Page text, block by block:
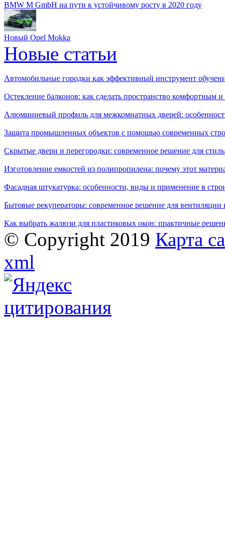
BMW M GmbH на пути к устойчивому росту в 2020 году
Новый Opel Mokka
Новые статьи
Автомобильные городки как эффективный инструмент
Остекление балконов: как сделать пространство комфортным
Алюминиевый профиль для межкомнатных дверей:
Защита промышленных объектов с помощью современных
Скрытые двери и перегородки: современное решение для
Изготовление емкостей из полипропилена: почему этот
Фасадная штукатурка: особенности, виды и применение в
Бытовые рекуператоры: современное решение для вентиляции
Как выбрать жалюзи для пластиковых окон: практичные
© Copyright 2019 Карта
xml